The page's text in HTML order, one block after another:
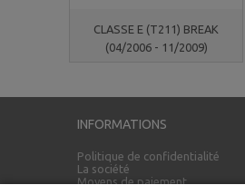
CLASSE E (T211) BREAK
(04/2006 - 11/2009)
INFORMATIONS
Politique de confidentialité
La société
Moyens de paiement